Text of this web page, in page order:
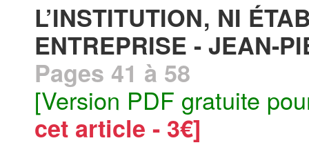
L’INSTITUTION, NI
ENTREPRISE - JEAN-
Pages 41 à 58
[Version PDF gratuite
cet article - 3€]